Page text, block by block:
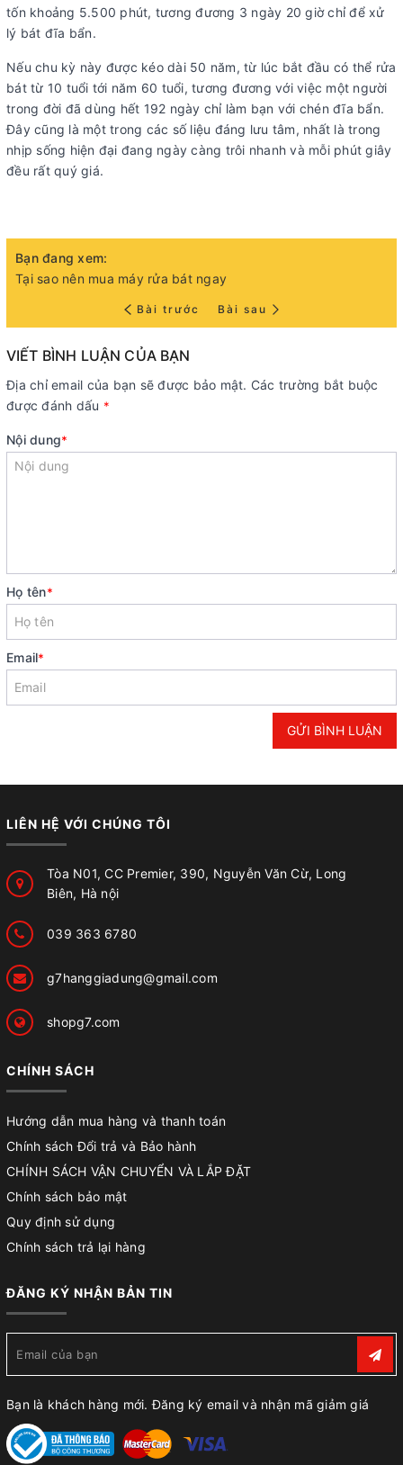
tốn khoảng 5.500 phút, tương đương 3 ngày 20 giờ chỉ để xử
lý bát đĩa bẩn.
Nếu chu kỳ này được kéo dài 50 năm, từ lúc bắt đầu có thể rửa
bát từ 10 tuổi tới năm 60 tuổi, tương đương với việc một người
trong đời đã dùng hết 192 ngày chỉ làm bạn với chén đĩa bẩn.
Đây cũng là một trong các số liệu đáng lưu tâm, nhất là trong
nhịp sống hiện đại đang ngày càng trôi nhanh và mỗi phút giây
đều rất quý giá.
Bạn đang xem:
Tại sao nên mua máy rửa bát ngay
Bài trước Bài sau
VIẾT BÌNH LUẬN CỦA BẠN
Địa chỉ email của bạn sẽ được bảo mật. Các trường bắt buộc
được đánh dấu *
Nội dung*
Họ tên*
Email*
GỬI BÌNH LUẬN
LIÊN HỆ VỚI CHÚNG TÔI
Tòa N01, CC Premier, 390, Nguyễn Văn Cừ, Long
Biên, Hà nội
039 363 6780
g7hanggiadung@gmail.com
shopg7.com
CHÍNH SÁCH
Hướng dẫn mua hàng và thanh toán
Chính sách Đổi trả và Bảo hành
CHÍNH SÁCH VẬN CHUYỂN VÀ LẮP ĐẶT
Chính sách bảo mật
Quy định sử dụng
Chính sách trả lại hàng
ĐĂNG KÝ NHẬN BẢN TIN
Bạn là khách hàng mới. Đăng ký email và nhận mã giảm giá